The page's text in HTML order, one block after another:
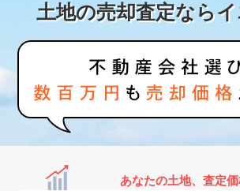
土地の売却査定なら
あなたの土地、査定
不動産の売却・一括査定
家査定シミュレーター
お問い合わせ